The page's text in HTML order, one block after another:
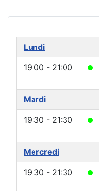
Lundi
19:00 - 21:00
Mardi
19:30 - 21:30
Mercredi
19:30 - 21:30